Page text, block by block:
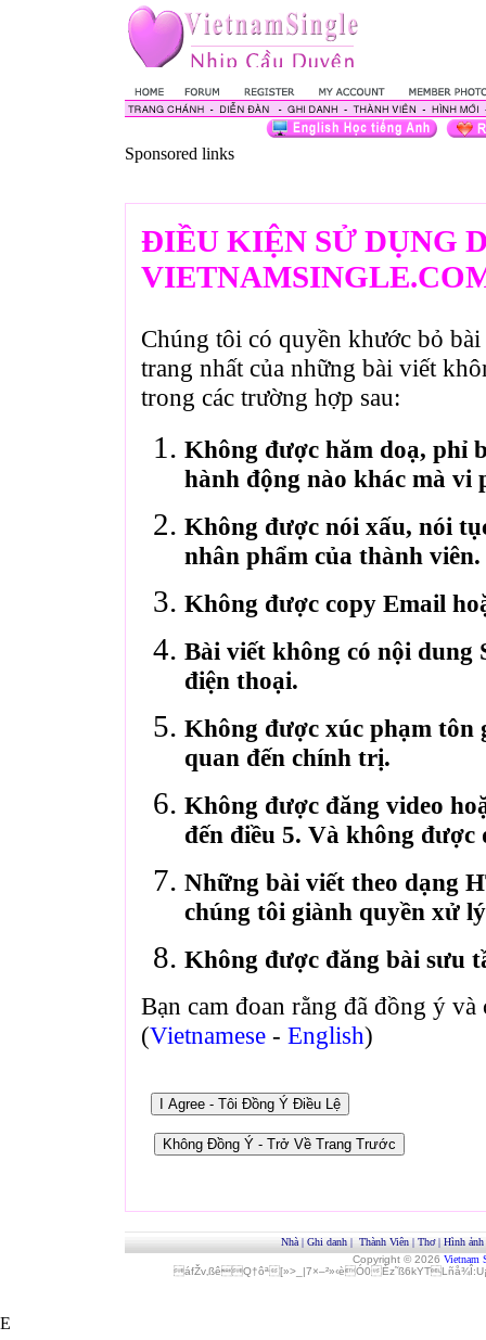
Sponsored links
ĐIỀU KIỆN SỬ DỤNG
Chúng tôi có quyền khước bỏ
trang nhất của những bài viết
trong các trường hợp sau:
Không được hăm doạ, phỉ
hành động nào khác mà vi
Không được nói xấu, nói
nhân phẩm của thành viên.
Không được copy Email
Bài viết không có nội dung
điện thoại.
Không được xúc phạm tôn
quan đến chính trị.
Không được đăng video
đến điều 5. Và không
Những bài viết theo dạng
chúng tôi giành quyền xử
Không được đăng bài sưu
Bạn cam đoan rằng đã đồng ý
(Vietnamese - English)
Nhà | Ghi danh | Thành Viên | Thơ| Hình ảnh
Copyright © 2026 Vietnam
áfŽv‚ßêQ†ôª[»>_|7×–²»‹èÓ0
E